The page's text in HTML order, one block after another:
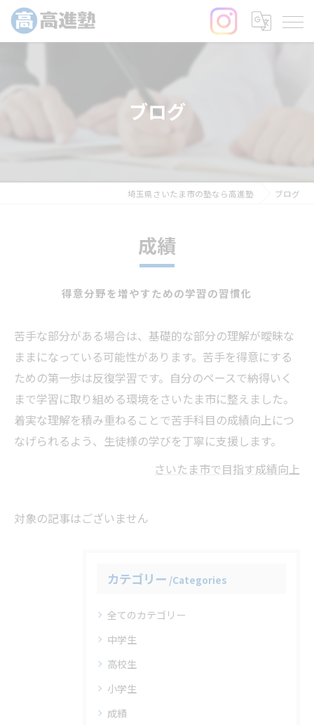
ブログ
埼玉県さいたま市の塾なら高進塾 ブログ
成績
得意分野を増やすための学習の習慣化
苦手な部分がある場合は、基礎的な部分の理解が曖昧な
ままになっている可能性があります。苦手を得意にする
ための第一歩は反復学習です。自分のペースで納得いく
まで学習に取り組める環境をさいたま市に整えました。
着実な理解を積み重ねることで苦手科目の成績向上につ
なげられるよう、生徒様の学びを丁寧に支援します。
さいたま市で目指す成績向上
対象の記事はございません
カテゴリー Categories
全てのカテゴリー
中学生
高校生
小学生
成績